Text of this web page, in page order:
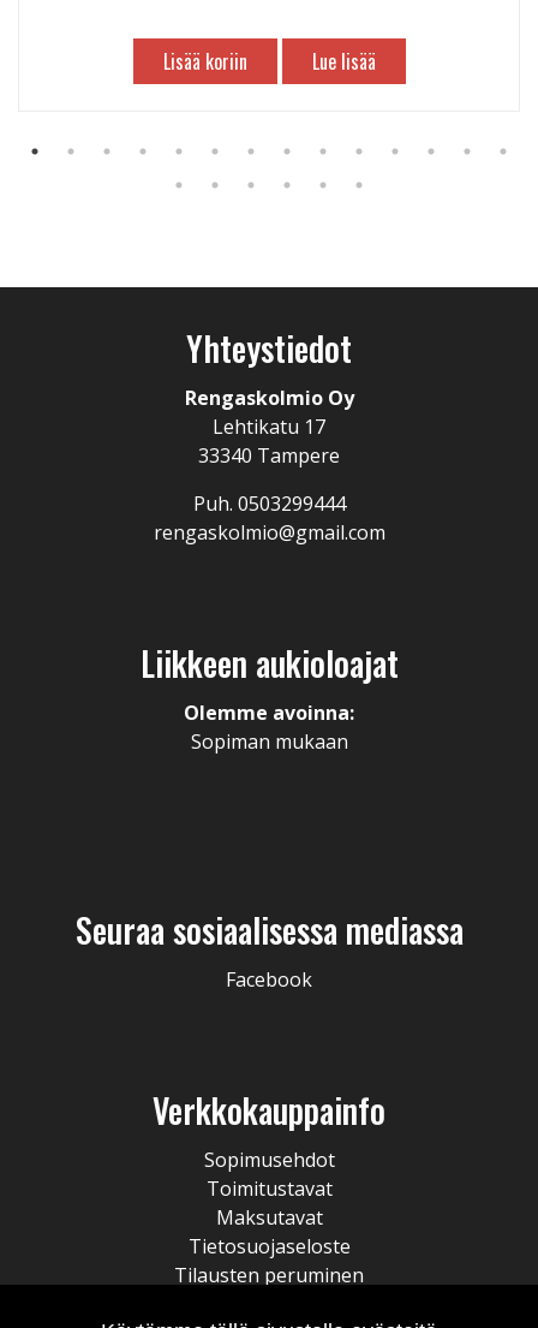
Lisää koriin Lue lisää
Yhteystiedot
Rengaskolmio Oy
Lehtikatu 17
33340 Tampere
Puh. 0503299444
rengaskolmio@gmail.com
Liikkeen aukioloajat
Olemme avoinna:
Sopiman mukaan
Seuraa sosiaalisessa mediassa
Facebook
Verkkokauppainfo
Sopimusehdot
Toimitustavat
Maksutavat
Tietosuojaseloste
Tilausten peruminen